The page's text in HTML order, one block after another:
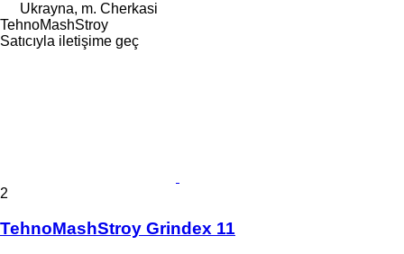
Ukrayna, m. Cherkasi
TehnoMashStroy
Satıcıyla iletişime geç
2
TehnoMashStroy Grindex 11